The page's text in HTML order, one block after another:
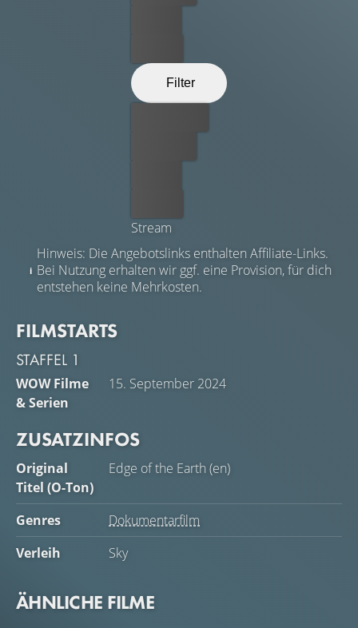
Filter
Stream
Hinweis: Die Angebotslinks enthalten Affiliate-Links.
Bei Nutzung erhalten wir ggf. eine Provision, für dich
entstehen keine Mehrkosten.
FILMSTARTS
STAFFEL 1
WOW Filme
& Serien
15. September 2024
ZUSATZINFOS
Original
Titel (O-Ton)
Edge of the Earth (en)
Genres
Dokumentarfilm
Verleih
Sky
ÄHNLICHE FILME